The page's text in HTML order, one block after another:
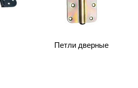
Петли дверные